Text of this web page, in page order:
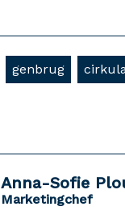
genbrug
Anna-Sofie
Marketingchef